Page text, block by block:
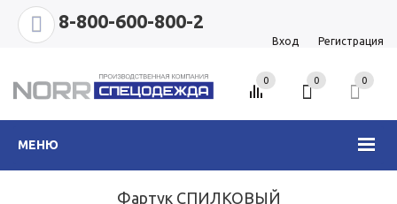
8-800-600-800-2
Вход Регистрация
МЕНЮ
0 0
0
Фартук СПИЛКОВЫЙ